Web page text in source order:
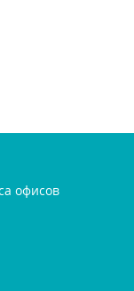
офисо